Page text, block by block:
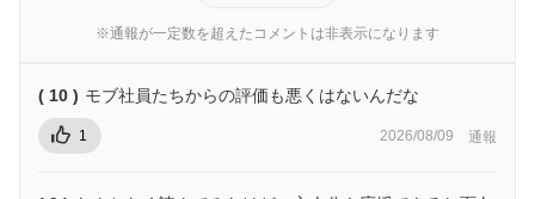
※通報が一定数を超えたコメントは非表示になります
( 10 ) モブ社員たちからの評価も悪くはないんだな
1 2026/08/09 通報